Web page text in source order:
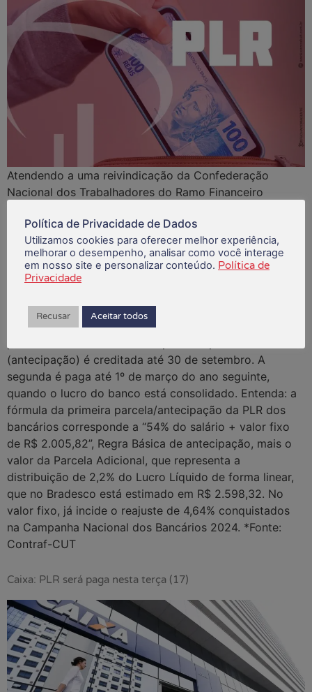
Atendendo a uma reivindicação da Confederação
Nacional dos Trabalhadores do Ramo Financeiro
dia 20 de setembro, o pagamento da primeira parcela
da Participação nos Lucros e Resultados (PLR). A PLR
dos bancários está definida na Convenção Coletiva de
Trabalho (CCT) 2024/2026, que contém a regra para o
as datas de pagamento etc. O pagamento da PLR é
feito em duas parcelas e o seu valor é determinado
(antecipação) é creditada até 30 de setembro. A
segunda é paga até 1º de março do ano seguinte,
quando o lucro do banco está consolidado. Entenda: a
fórmula da primeira parcela/antecipação da PLR dos
bancários corresponde a “54% do salário + valor fixo
de R$ 2.005,82”, Regra Básica de antecipação, mais o
valor da Parcela Adicional, que representa a
distribuição de 2,2% do Lucro Líquido de forma linear,
que no Bradesco está estimado em R$ 2.598,32. No
valor fixo, já incide o reajuste de 4,64% conquistados
na Campanha Nacional dos Bancários 2024. *Fonte:
Contraf-CUT
Caixa: PLR será paga nesta terça (17)
Política de Privacidade de Dados
Utilizamos cookies para oferecer melhor experiência,
melhorar o desempenho, analisar como você interage
em nosso site e personalizar conteúdo. Política de
Privacidade
Recusar Aceitar todos